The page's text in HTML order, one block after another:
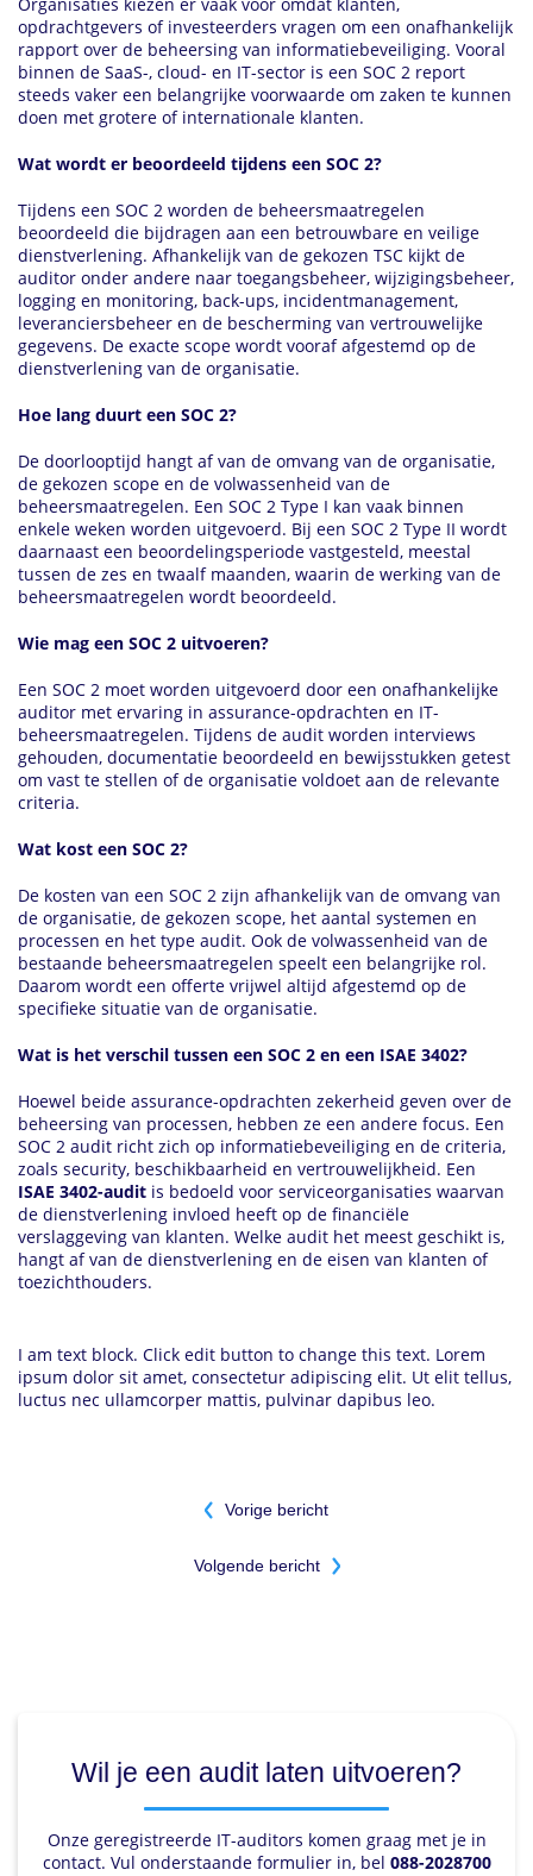
opdrachtgevers of investeerders vragen om een onafhankelijk
rapport over de beheersing van informatiebeveiliging. Vooral
binnen de SaaS-, cloud- en IT-sector is een SOC 2 report
steeds vaker een belangrijke voorwaarde om zaken te kunnen
doen met grotere of internationale klanten.
Wat wordt er beoordeeld tijdens een SOC 2?
Tijdens een SOC 2 worden de beheersmaatregelen
beoordeeld die bijdragen aan een betrouwbare en veilige
dienstverlening. Afhankelijk van de gekozen TSC kijkt de
auditor onder andere naar toegangsbeheer, wijzigingsbeheer,
logging en monitoring, back-ups, incidentmanagement,
leveranciersbeheer en de bescherming van vertrouwelijke
gegevens. De exacte scope wordt vooraf afgestemd op de
dienstverlening van de organisatie.
Hoe lang duurt een SOC 2?
De doorlooptijd hangt af van de omvang van de organisatie,
de gekozen scope en de volwassenheid van de
beheersmaatregelen. Een SOC 2 Type I kan vaak binnen
enkele weken worden uitgevoerd. Bij een SOC 2 Type II wordt
daarnaast een beoordelingsperiode vastgesteld, meestal
tussen de zes en twaalf maanden, waarin de werking van de
beheersmaatregelen wordt beoordeeld.
Wie mag een SOC 2 uitvoeren?
Een SOC 2 moet worden uitgevoerd door een onafhankelijke
auditor met ervaring in assurance-opdrachten en IT-
beheersmaatregelen. Tijdens de audit worden interviews
gehouden, documentatie beoordeeld en bewijsstukken getest
om vast te stellen of de organisatie voldoet aan de relevante
criteria.
Wat kost een SOC 2?
De kosten van een SOC 2 zijn afhankelijk van de omvang van
de organisatie, de gekozen scope, het aantal systemen en
processen en het type audit. Ook de volwassenheid van de
bestaande beheersmaatregelen speelt een belangrijke rol.
Daarom wordt een offerte vrijwel altijd afgestemd op de
specifieke situatie van de organisatie.
Wat is het verschil tussen een SOC 2 en een ISAE 3402?
Hoewel beide assurance-opdrachten zekerheid geven over de
beheersing van processen, hebben ze een andere focus. Een
SOC 2 audit richt zich op informatiebeveiliging en de criteria,
zoals security, beschikbaarheid en vertrouwelijkheid. Een
ISAE 3402-audit is bedoeld voor serviceorganisaties waarvan
de dienstverlening invloed heeft op de financiële
verslaggeving van klanten. Welke audit het meest geschikt is,
hangt af van de dienstverlening en de eisen van klanten of
toezichthouders.
I am text block. Click edit button to change this text. Lorem
ipsum dolor sit amet, consectetur adipiscing elit. Ut elit tellus,
luctus nec ullamcorper mattis, pulvinar dapibus leo.
Vorige bericht
Volgende bericht
Wil je een audit laten uitvoeren?
Onze geregistreerde IT-auditors komen graag met je in
contact. Vul onderstaande formulier in, bel 088-2028700